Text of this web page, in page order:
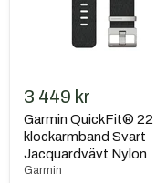
3 449 kr
Garmin QuickFit® 22
klockarmband Svart
Jacquardvävt Nylon
Garmin